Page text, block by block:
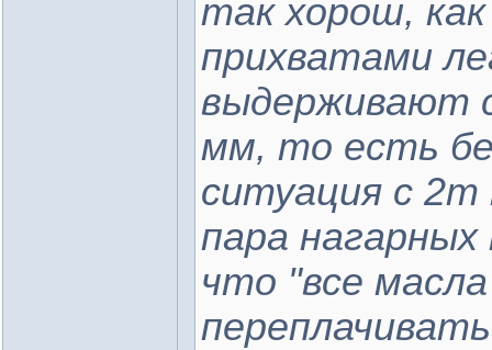
так хорош,
прихватами
выдерживают
мм, то есть
ситуация с 2т
пара
что "все